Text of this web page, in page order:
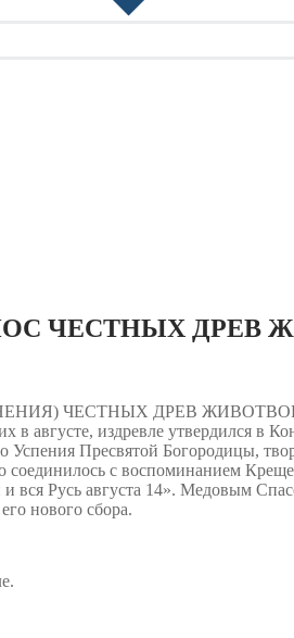
ЧЕСТНЫХ ДРЕВ
ЧЕСТНЫХ ДРЕВ
в августе, издревле утвердился в
Пресвятой Богородицы,
с воспоминанием
Русь августа 14». Медовым
нового сбора.